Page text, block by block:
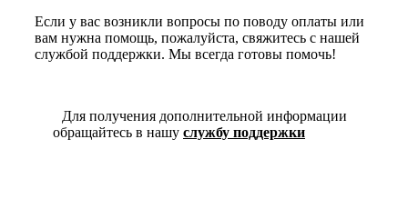
Если у вас возникли вопросы по поводу оплаты или
вам нужна помощь, пожалуйста, свяжитесь с нашей
службой поддержки. Мы всегда готовы помочь!
Для получения дополнительной информации
обращайтесь в нашу службу поддержки